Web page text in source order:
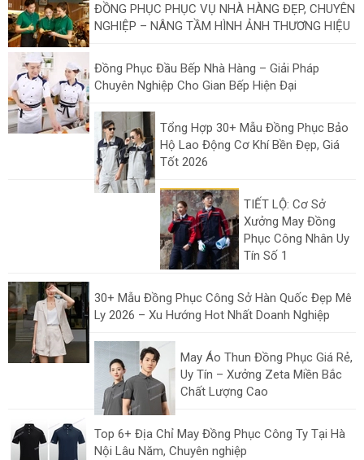
ĐỒNG PHỤC PHỤC VỤ NHÀ HÀNG ĐẸP, CHUYÊN
NGHIỆP – NÂNG TẦM HÌNH ẢNH THƯƠNG HIỆU
Đồng Phục Đầu Bếp Nhà Hàng – Giải Pháp
Chuyên Nghiệp Cho Gian Bếp Hiện Đại
Tổng Hợp 30+ Mẫu Đồng Phục Bảo
Hộ Lao Động Cơ Khí Bền Đẹp, Giá
Tốt 2026
TIẾT LỘ: Cơ Sở
Xưởng May Đồng
Phục Công Nhân Uy
Tín Số 1
30+ Mẫu Đồng Phục Công Sở Hàn Quốc Đẹp Mê
Ly 2026 – Xu Hướng Hot Nhất Doanh Nghiệp
May Áo Thun Đồng Phục Giá Rẻ,
Uy Tín – Xưởng Zeta Miền Bắc
Chất Lượng Cao
Top 6+ Địa Chỉ May Đồng Phục Công Ty Tại Hà
Nội Lâu Năm, Chuyên nghiệp